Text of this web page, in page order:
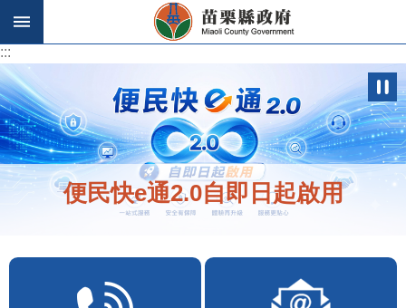
跳到主要內容區塊
:::
:::
便民快e通2.0自即日起啟用